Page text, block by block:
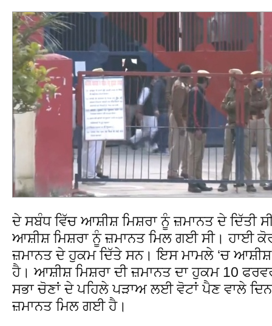
ਦੇ ਸਬੰਧ ਵਿੱਚ ਆਸ਼ੀਸ਼ ਮਿਸ਼ਰਾ ਨੂੰ ਜ਼ਮਾਨਤ ਦੇ ਦਿੱਤੀ
ਆਸ਼ੀਸ਼ ਮਿਸ਼ਰਾ ਨੂੰ ਜ਼ਮਾਨਤ ਮਿਲ ਗਈ ਸੀ। ਹਾਈ
ਜ਼ਮਾਨਤ ਦੇ ਹੁਕਮ ਦਿੱਤੇ ਸਨ। ਇਸ ਮਾਮਲੇ ‘ਚ ਆਸ਼ੀਸ਼
ਹੈ। ਆਸ਼ੀਸ਼ ਮਿਸ਼ਰਾ ਦੀ ਜ਼ਮਾਨਤ ਦਾ ਹੁਕਮ 10
ਸਭਾ ਚੋਣਾਂ ਦੇ ਪਹਿਲੇ ਪੜਾਅ ਲਈ ਵੋਟਾਂ ਪੈਣ ਵਾਲੇ
ਜ਼ਮਾਨਤ ਮਿਲ ਗਈ ਹੈ।